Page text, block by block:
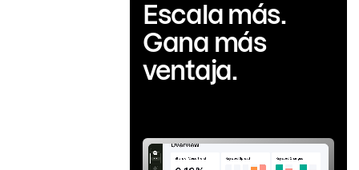
Escala más.
Gana más
ventaja.